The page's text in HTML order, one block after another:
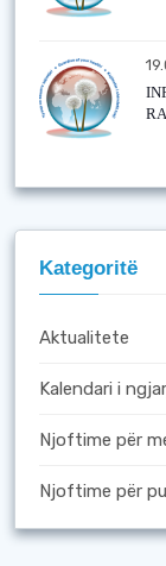
Kategoritë
Aktualitete
Kalendari i
Njoftime për
Njoftime për